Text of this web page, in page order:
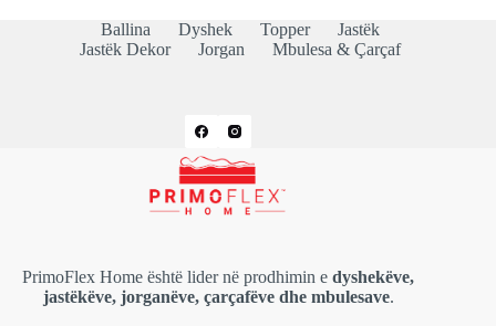
Ballina Dyshek Topper
Jastëk
Jastëk Dekor
Jorgan Mbulesa & Çarçaf
PrimoFlex Home është lider në prodhimin edyshekëve,
jastëkëve, jorganëve, çarçafëve dhe mbulesave.